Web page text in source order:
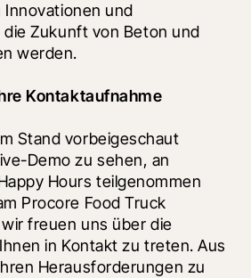
und
Zukunft von Beton und
werden.
Kontaktaufnahme
Stand vorbeigeschaut
Demo zu sehen, an
Hours teilgenommen
Procore Food Truck
freuen uns über die
in Kontakt zu treten. Aus
Herausforderungen zu